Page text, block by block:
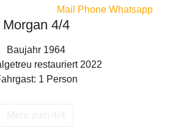
Mail Phone Whatsapp
Morgan 4/4
Baujahr 1964
restauriert 2022
1 Person